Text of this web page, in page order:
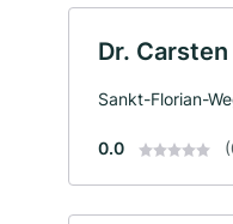
Dr.
Sankt-Florian-
0.0